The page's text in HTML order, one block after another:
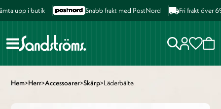
upp i butik Snabb frakt med PostNord Fri frakt över
Hem>Herr>Accessoarer>Skärp>Läderbälte